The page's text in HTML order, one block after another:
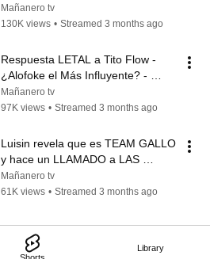
Library
IshowSPEED
Mañanero tv
130K views • Streamed 3 months ago
Respuesta LETAL a Tito Flow -
¿Alofoke el Más Influyente? -
Luisin Jiménez en Vivo | 30 de
Abril
Mañanero tv
97K views • Streamed 3 months ago
Luisin revela que es TEAM GALLO
y hace un LLAMADO a LAS
PELEAS DE INFLUENCERS | en
Vivo 23 de Abril
Mañanero tv
61K views • Streamed 3 months ago